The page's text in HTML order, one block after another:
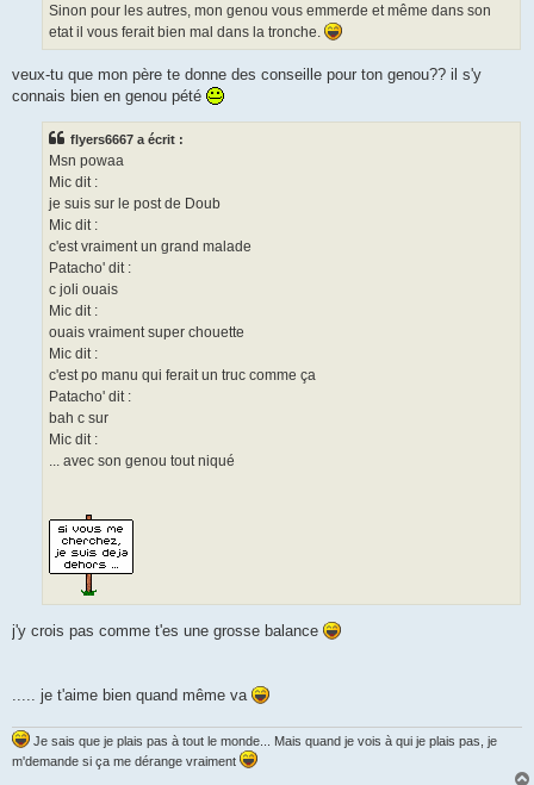
Sinon pour les autres, mon genou vous emmerde et même dans son
etat il vous ferait bien mal dans la tronche.
veux-tu que mon père te donne des conseille pour ton genou?? il s'y
connais bien en genou pété
flyers6667 a écrit :
Msn powaa
Mic dit :
je suis sur le post de Doub
Mic dit :
c'est vraiment un grand malade
Patacho' dit :
c joli ouais
Mic dit :
ouais vraiment super chouette
Mic dit :
c'est po manu qui ferait un truc comme ça
Patacho' dit :
bah c sur
Mic dit :
... avec son genou tout niqué
j'y crois pas comme t'es une grosse balance
..... je t'aime bien quand même va
Je sais que je plais pas à tout le monde... Mais quand je vois à qui je plais pas, je
m'demande si ça me dérange vraiment